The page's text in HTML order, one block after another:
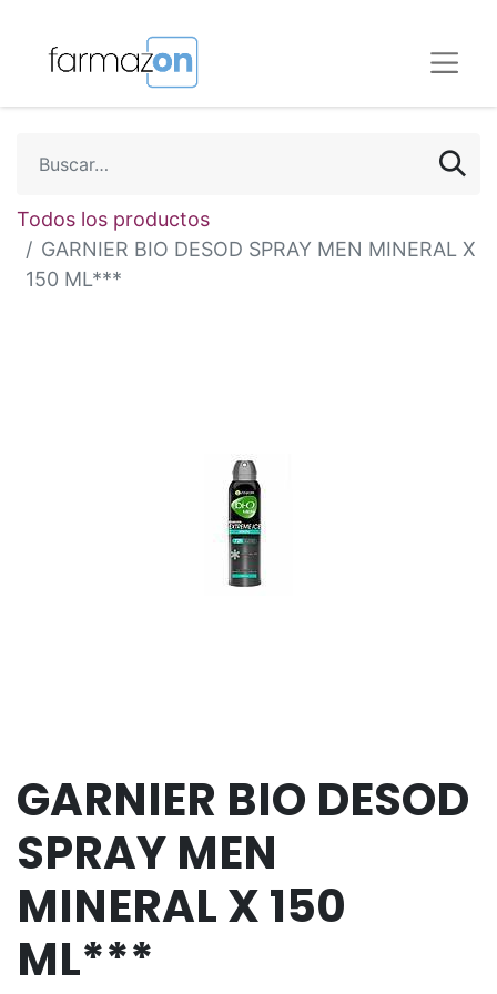
Todos los productos
GARNIER BIO DESOD SPRAY MEN MINERAL X
150 ML***
GARNIER BIO DESOD
SPRAY MEN
MINERAL X 150
ML***